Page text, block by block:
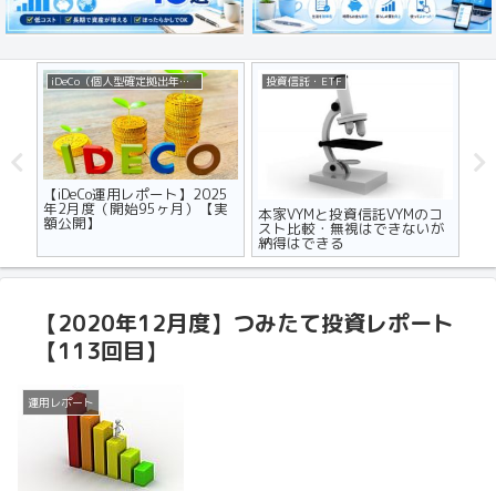
iDeCo（個人型確定拠出年金）
【iDeCo運用レポート】2025
年2月度（開始95ヶ月）【実
額公開】
投資信託・ETF
本家VYMと投資信託VYMのコ
スト比較・無視はできないが
納得はできる
【2020年12月度】つみたて投資レポート
【113回目】
運用レポート